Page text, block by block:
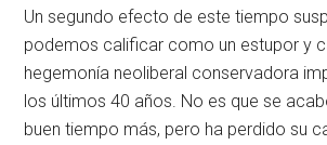
Un segundo efecto de este tiempo
podemos calificar como un estupor y
hegemonía neoliberal conservadora
los últimos 40 años. No es que se
buen tiempo más, pero ha perdido su